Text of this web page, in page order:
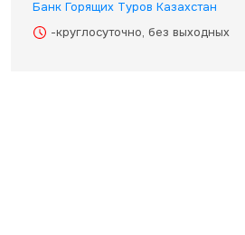
Банк Горящих Туров Казахстан
-круглосуточно, без выходных